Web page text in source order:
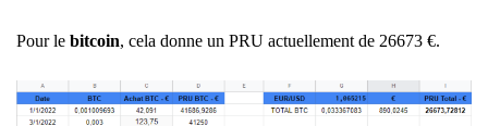
Pour le bitcoin, cela donne un PRU actuellement de 26673 €.